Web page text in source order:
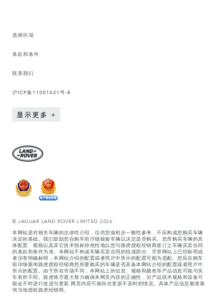
选择区域
条款和条件
联系我们
沪ICP备11001621号-8
显示更多
© JAGUAR LAND ROVER LIMITED 2026
本网站是对相关车辆的总体性介绍，仅供您做初步一般性参考，不应构成您购买车辆
决定的基础。我们鼓励您在购车前仔细核验车辆以决定是否购买。您所购买车辆的具
体配置、规格以及其它技术指标排他性地以您与路虎授权经销商签订之车辆买卖合同
的条款和条件为准。本网站不构成车辆买卖合同的组成部分。尽管网站上已经标明或
者没有明确标明，本网站介绍的配置或者照片中所示的配置可能为选配。您应在购车
前详细垂询路虎授权经销商您所要购买的车辆是否具备本网站介绍的配置或者照片中
所示的配置。由于所在市场不同，本网站上的信息、规格和颜色等产品信息可能与实
车有所不同。路虎将尽最大努力确保本网页内容的正确性，但产品技术规格和设备可
能会不时进行改进与更新,网页内容可能存在更新不及时的情况。具体产品信息敬请垂
询当地授权路虎经销商。